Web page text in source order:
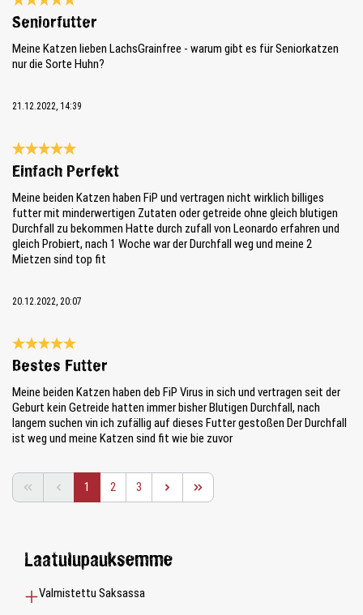
Review with rating of 5 out of 5 stars
Seniorfutter
Meine Katzen lieben LachsGrainfree - warum gibt es für Seniorkatzen
nur die Sorte Huhn?
21.12.2022, 14:39
Review with rating of 5 out of 5 stars
Einfach Perfekt
Meine beiden Katzen haben FiP und vertragen nicht wirklich billiges
futter mit minderwertigen Zutaten oder getreide ohne gleich blutigen
Durchfall zu bekommen Hatte durch zufall von Leonardo erfahren und
gleich Probiert, nach 1 Woche war der Durchfall weg und meine 2
Mietzen sind top fit
20.12.2022, 20:07
Review with rating of 5 out of 5 stars
Bestes Futter
Meine beiden Katzen haben deb FiP Virus in sich und vertragen seit der
Geburt kein Getreide hatten immer bisher Blutigen Durchfall, nach
langem suchen vin ich zufällig auf dieses Futter gestoßen Der Durchfall
ist weg und meine Katzen sind fit wie bie zuvor
Page
1 Page
2 Page
3
Laatulupauksemme
Valmistettu Saksassa